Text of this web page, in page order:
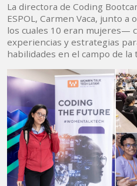
La directora de Coding
ESPOL, Carmen Vaca, junto
los cuales 10 eran mujeres—
experiencias y estrategias
habilidades en el campo de la